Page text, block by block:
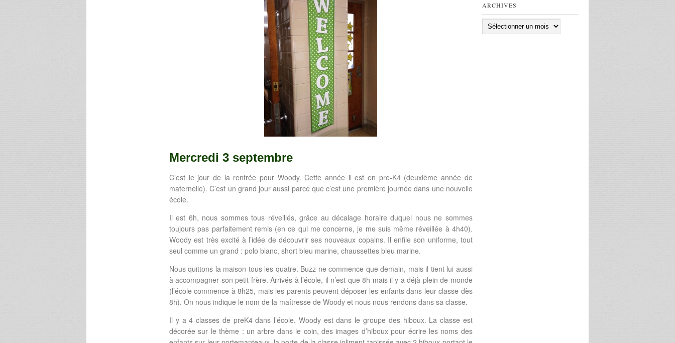
Mercredi 3 septembre
C’est le jour de la rentrée pour Woody. Cette année il est en pre-K4 (deuxième année de
maternelle). C’est un grand jour aussi parce que c’est une première journée dans une nouvelle
école.
Il est 6h, nous sommes tous réveillés, grâce au décalage horaire duquel nous ne sommes
toujours pas parfaitement remis (en ce qui me concerne, je me suis même réveillée à 4h40).
Woody est très excité à l’idée de découvrir ses nouveaux copains. Il enfile son uniforme, tout
seul comme un grand : polo blanc, short bleu marine, chaussettes bleu marine.
Nous quittons la maison tous les quatre. Buzz ne commence que demain, mais il tient lui aussi
à accompagner son petit frère. Arrivés à l’école, il n’est que 8h mais il y a déjà plein de monde
(l’école commence à 8h25, mais les parents peuvent déposer les enfants dans leur classe dès
8h). On nous indique le nom de la maîtresse de Woody et nous nous rendons dans sa classe.
Il y a 4 classes de preK4 dans l’école. Woody est dans le groupe des hiboux. La classe est
décorée sur le thème : un arbre dans le coin, des images d’hiboux pour écrire les noms des
ARCHIVES
Archives